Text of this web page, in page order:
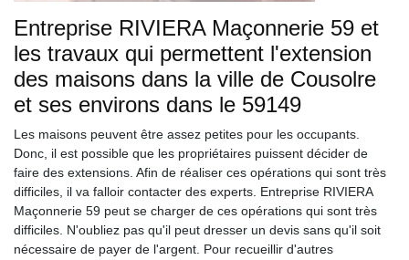
Entreprise RIVIERA Maçonnerie 59 et
les travaux qui permettent l'extension
des maisons dans la ville de Cousolre
et ses environs dans le 59149
Les maisons peuvent être assez petites pour les occupants.
Donc, il est possible que les propriétaires puissent décider de
faire des extensions. Afin de réaliser ces opérations qui sont très
difficiles, il va falloir contacter des experts. Entreprise RIVIERA
Maçonnerie 59 peut se charger de ces opérations qui sont très
difficiles. N'oubliez pas qu'il peut dresser un devis sans qu'il soit
nécessaire de payer de l'argent. Pour recueillir d'autres